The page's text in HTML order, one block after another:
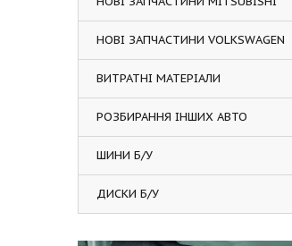
НОВІ ЗАПЧАСТИНИ VOLKSWAGEN
ВИТРАТНІ МАТЕРІАЛИ
РОЗБИРАННЯ ІНШИХ АВТО
ШИНИ Б/У
ДИСКИ Б/У